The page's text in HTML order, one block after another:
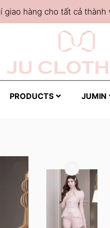
giao hàng cho tất cả
PRODUCTS JUMIN